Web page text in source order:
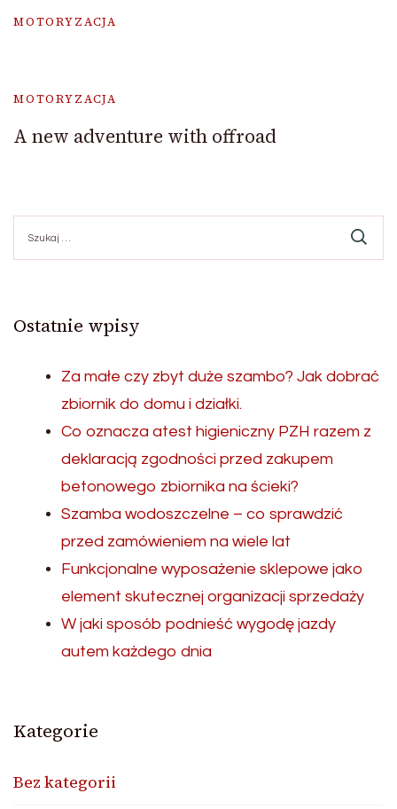
MOTORYZACJA
MOTORYZACJA
A new adventure with offroad
Ostatnie wpisy
Za małe czy zbyt duże szambo? Jak dobrać
zbiornik do domu i działki.
Co oznacza atest higieniczny PZH razem z
deklaracją zgodności przed zakupem
betonowego zbiornika na ścieki?
Szamba wodoszczelne – co sprawdzić
przed zamówieniem na wiele lat
Funkcjonalne wyposażenie sklepowe jako
element skutecznej organizacji sprzedaży
W jaki sposób podnieść wygodę jazdy
autem każdego dnia
Kategorie
Bez kategorii